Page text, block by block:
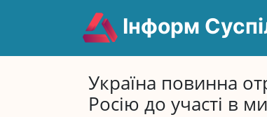
Інформ
Україна повинна
Росію до участі в